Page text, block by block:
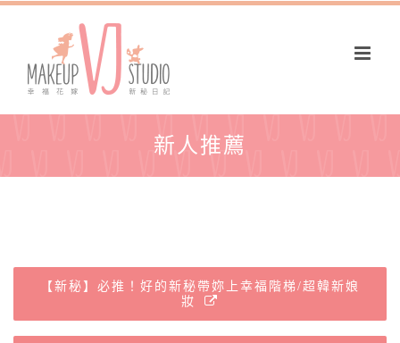
新人推薦
【新秘】必推！好的新秘帶妳上幸福階梯/超韓新娘
妝